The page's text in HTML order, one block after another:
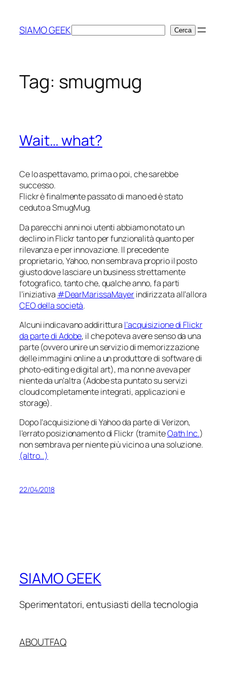
contenuto
SIAMO GEEKCerca Cerca
Tag: smugmug
Wait… what?
Ce lo aspettavamo, prima o poi, che sarebbe
successo.
Flickr è finalmente passato di mano ed è stato
ceduto a SmugMug.
Da parecchi anni noi utenti abbiamo notato un
declino in Flickr tanto per funzionalità quanto per
rilevanza e per innovazione. Il precedente
proprietario, Yahoo, non sembrava proprio il posto
giusto dove lasciare un business strettamente
fotografico, tanto che, qualche anno, fa parti
l’iniziativa #DearMarissaMayerindirizzata all’allora
CEO della società.
Alcuni indicavano addirittura l’acquisizione di Flickr
da parte di Adobe, il che poteva avere senso da una
parte (ovvero unire un servizio di memorizzazione
delle immagini online a un produttore di software di
photo-editingedigital art), ma non ne aveva per
niente da un’altra (Adobe sta puntato su servizi
cloudcompletamente integrati, applicazionie
storage).
Dopo l’acquisizione di Yahoo da parte di Verizon,
l’errato posizionamento di Flickr (tramiteOath Inc.)
non sembrava per niente più vicino a una soluzione.
(altro…)
22/04/2018
SIAMO GEEK
Sperimentatori, entusiasti della tecnologia
ABOUTFAQ